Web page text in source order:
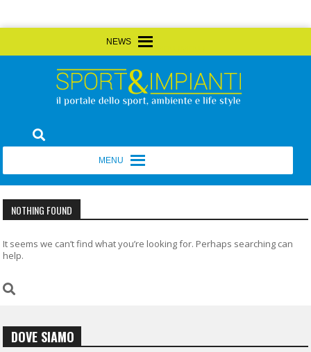
to
Sport&Impianti
NOTHING FOUND
It seems we can’t find what you’re looking for. Perhaps searching can
help.
DOVE SIAMO